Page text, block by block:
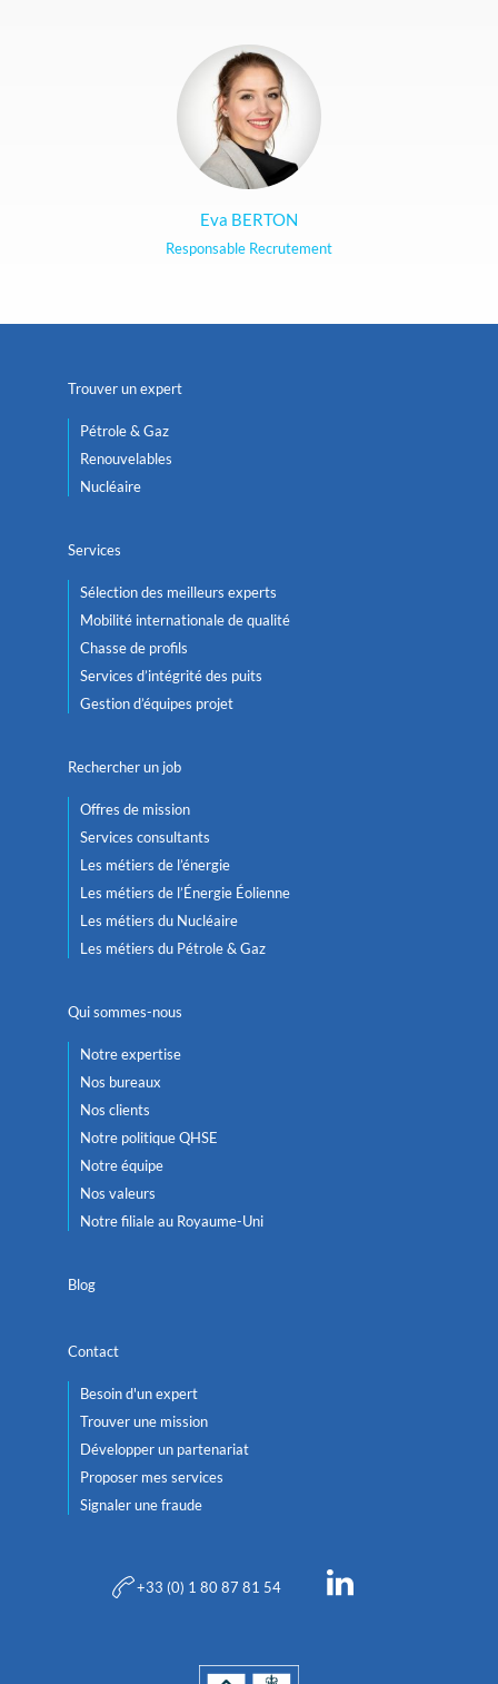
Eva BERTON
Responsable Recrutement
Trouver un expert
Pétrole & Gaz
Renouvelables
Nucléaire
Services
Sélection des meilleurs experts
Mobilité internationale de qualité
Chasse de profils
Services d’intégrité des puits
Gestion d’équipes projet
Rechercher un job
Offres de mission
Services consultants
Les métiers de l’énergie
Les métiers de l’Énergie Éolienne
Les métiers du Nucléaire
Les métiers du Pétrole & Gaz
Qui sommes-nous
Notre expertise
Nos bureaux
Nos clients
Notre politique QHSE
Notre équipe
Nos valeurs
Notre filiale au Royaume-Uni
Blog
Contact
Besoin d'un expert
Trouver une mission
Développer un partenariat
Proposer mes services
Signaler une fraude
+33 (0) 1 80 87 81 54